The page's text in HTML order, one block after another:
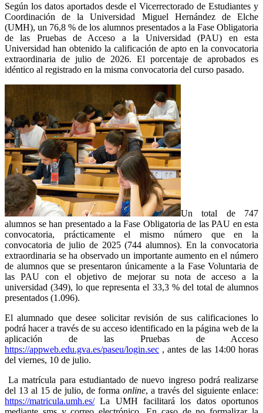
Según los datos aportados desde el Vicerrectorado de Estudiantes y
Coordinación de la Universidad Miguel Hernández de Elche
(UMH), un 76,8 % de los alumnos presentados a la Fase Obligatoria
de las Pruebas de Acceso a la Universidad (PAU) en esta
Universidad han obtenido la calificación de apto en la convocatoria
extraordinaria de julio de 2026. El porcentaje de aprobados es
idéntico al registrado en la misma convocatoria del curso pasado.
Un total de 747
alumnos se han presentado a la Fase Obligatoria de las PAU en esta
convocatoria, prácticamente el mismo número que en la
convocatoria de julio de 2025 (744 alumnos). En la convocatoria
extraordinaria se ha observado un importante aumento en el número
de alumnos que se presentaron únicamente a la Fase Voluntaria de
las PAU con el objetivo de mejorar su nota de acceso a la
universidad (349), lo que representa el 33,3 % del total de alumnos
presentados (1.096).
El alumnado que desee solicitar revisión de sus calificaciones lo
podrá hacer a través de su acceso identificado en la página web de la
aplicación de las Pruebas de Acceso
https://appweb.edu.gva.es/paseu/login.sec , antes de las 14:00 horas
del viernes, 10 de julio.
La matrícula para estudiantado de nuevo ingreso podrá realizarse
del 13 al 15 de julio, de forma online, a través del siguiente enlace:
https://matricula.umh.es/La UMH facilitará los datos oportunos